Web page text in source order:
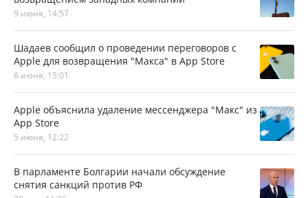
9 июня, 14:57
Шадаев сообщил о проведении переговоров с
Apple для возвращения "Макса" в App Store
6 июня, 15:01
Apple объяснила удаление мессенджера "Макс" из
App Store
5 июня, 12:22
В парламенте Болгарии начали обсуждение
снятия санкций против РФ